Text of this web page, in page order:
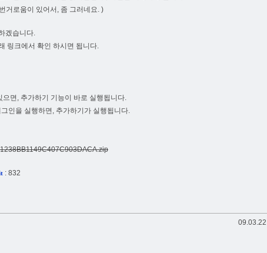
거로움이 있어서, 좀 그러네요. )
겠습니다.
링크에서 확인 하시면 됩니다.
면, 추가하기 기능이 바로 실행됩니다.
인을 실행하면, 추가하기가 실행됩니다.
: 832